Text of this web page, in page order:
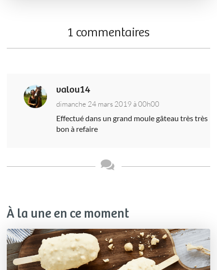
1 commentaires
valou14
dimanche 24 mars 2019 à 00h00
Effectué dans un grand moule gâteau très très
bon à refaire
À la une en ce moment